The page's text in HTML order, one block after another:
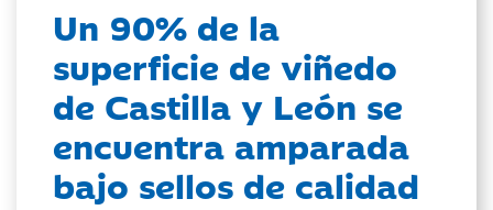
Un 90% de la
superficie de viñedo
de Castilla y León se
encuentra amparada
bajo sellos de calidad